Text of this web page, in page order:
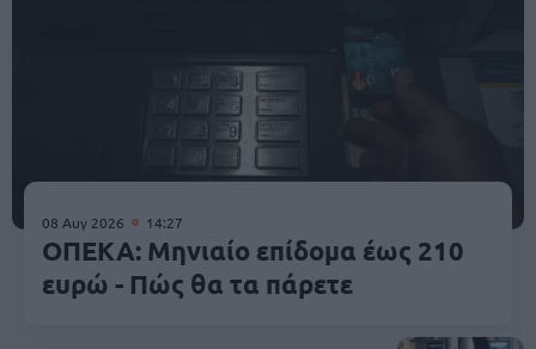
08 Αυγ 2026 14:27
ΟΠΕΚΑ: Μηνιαίο επίδομα έως 210
ευρώ - Πώς θα τα πάρετε